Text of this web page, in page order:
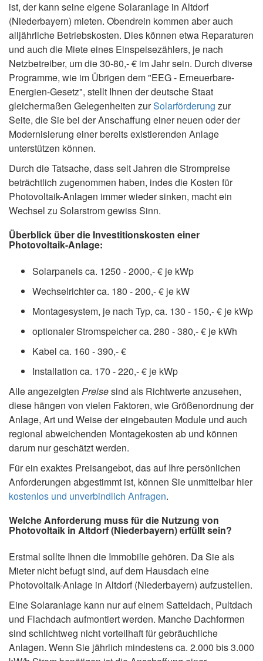
ist, der kann seine eigene Solaranlage in Altdorf
(Niederbayern) mieten. Obendrein kommen aber auch
alljährliche Betriebskosten. Dies können etwa Reparaturen
und auch die Miete eines Einspeisezählers, je nach
Netzbetreiber, um die 30-80,- € im Jahr sein. Durch diverse
Programme, wie im Übrigen dem "EEG - Erneuerbare-
Energien-Gesetz", stellt Ihnen der deutsche Staat
gleichermaßen Gelegenheiten zurSolarförderung zur
Seite, die Sie bei der Anschaffung einer neuen oder der
Modernisierung einer bereits existierenden Anlage
unterstützen können.
Durch die Tatsache, dass seit Jahren die Strompreise
beträchtlich zugenommen haben, indes die Kosten für
Photovoltaik-Anlagen immer wieder sinken, macht ein
Wechsel zu Solarstrom gewiss Sinn.
Überblick über die Investitionskosten einer
Photovoltaik-Anlage:
Solarpanels ca. 1250 - 2000,- € je kWp
Wechselrichter ca. 180 - 200,- € je kW
Montagesystem, je nach Typ, ca. 130 - 150,- € je kWp
optionaler Stromspeicher ca. 280 - 380,- € je kWh
Kabel ca. 160 - 390,- €
Installation ca. 170 - 220,- € je kWp
Alle angezeigten Preisesind als Richtwerte anzusehen,
diese hängen von vielen Faktoren, wie Größenordnung der
Anlage, Art und Weise der eingebauten Module und auch
regional abweichenden Montagekosten ab und können
darum nur geschätzt werden.
Für ein exaktes Preisangebot, das auf Ihre persönlichen
Anforderungen abgestimmt ist, können Sie unmittelbar hier
kostenlos und unverbindlich Anfragen.
Welche Anforderung muss für die Nutzung von
Photovoltaik in Altdorf (Niederbayern) erfüllt sein?
Erstmal sollte Ihnen die Immobilie gehören. Da Sie als
Mieter nicht befugt sind, auf dem Hausdach eine
Photovoltaik-Anlage in Altdorf (Niederbayern) aufzustellen.
Eine Solaranlage kann nur auf einem Satteldach, Pultdach
und Flachdach aufmontiert werden. Manche Dachformen
sind schlichtweg nicht vorteilhaft für gebräuchliche
Anlagen. Wenn Sie jährlich mindestens ca. 2.000 bis 3.000